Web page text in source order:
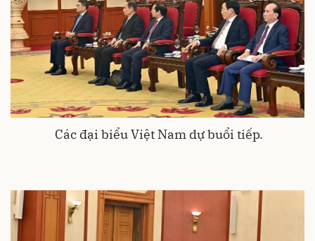
Các đại biểu Việt Nam dự buổi tiếp.